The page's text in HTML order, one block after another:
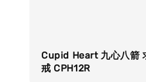
Cupid Heart 九心八箭
戒 CPH12R